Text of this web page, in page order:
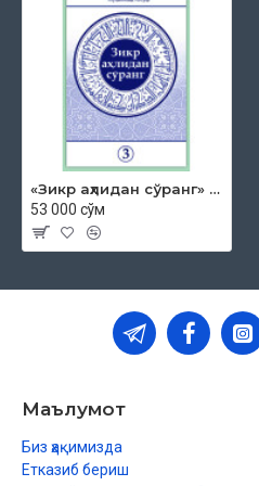
21-Боб. Ширкатлар ҳақида
Музораба ширкати
22-Боб. Иш ва ишчилар ҳақида
Меҳнат ҳуррияти
23-Боб. Мулк ва эгалик ҳақида
ОИЛА ВА ТУРМУШ
24-Боб. Совчилик ҳақида
25-Боб. Маҳр ҳақида
26-Боб. Никоҳ ҳақида
Нодуруст никоҳлар
28-Боб. Энагалик ҳақида
29-Боб. Янги туғилган гўдакка
Ақийқа ва янги туғилган
31-Боб. Насаб ва фарзанд боқиб
32-Боб. Етимлар ҳақида
ТАҚИҚ ВА РУХСАТЛАР
«Зикр аҳлидан сўранг» тўплами 3-қисми
53 000 сўм
Маълумот
Биз ҳақимизда
Етказиб бериш